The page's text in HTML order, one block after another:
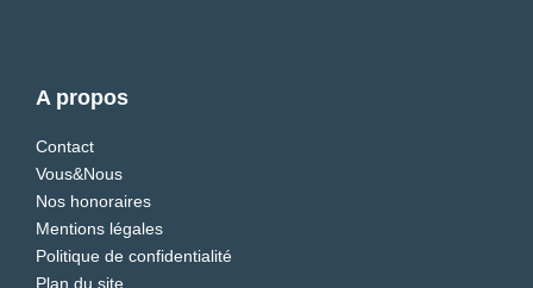
A propos
Contact
Vous&Nous
Nos honoraires
Mentions légales
Politique de confidentialité
Plan du site